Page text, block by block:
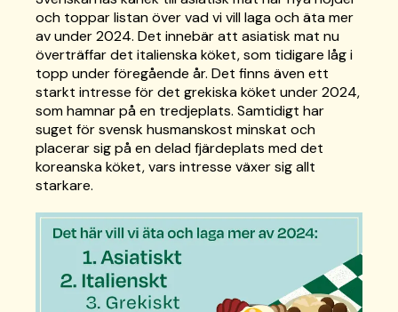
och toppar listan över vad vi vill laga och äta mer
av under 2024. Det innebär att asiatisk mat nu
överträffar det italienska köket, som tidigare låg i
topp under föregående år. Det finns även ett
starkt intresse för det grekiska köket under 2024,
som hamnar på en tredjeplats. Samtidigt har
suget för svensk husmanskost minskat och
placerar sig på en delad fjärdeplats med det
koreanska köket, vars intresse växer sig allt
starkare.